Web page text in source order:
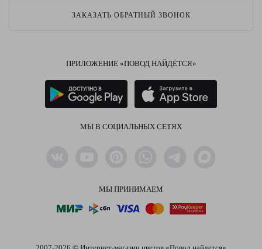
ЗАКАЗАТЬ ОБРАТНЫЙ ЗВОНОК
ПРИЛОЖЕНИЕ «ПОВОД НАЙДЁТСЯ»
МЫ В СОЦИАЛЬНЫХ СЕТЯХ
МЫ ПРИНИМАЕМ